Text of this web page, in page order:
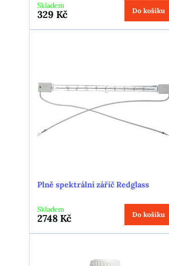
Skladem
329 Kč Do košíku
Plně spektrální zářič Redglass
Skladem
2748 Kč Do košíku